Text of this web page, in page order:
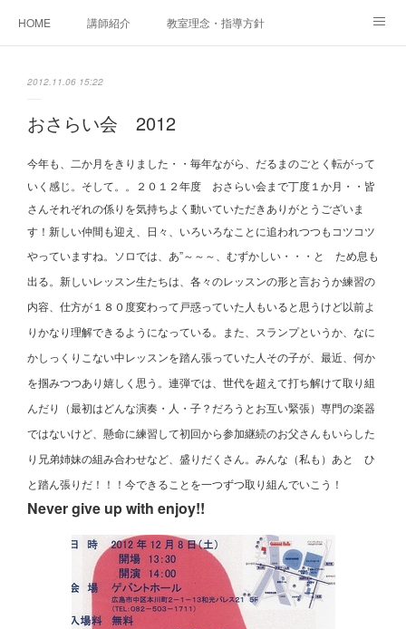
HOME 講師紹介 教室理念・指導方針
ご相談・体験レッスンお申し込み
2012.11.06 15:22
おさらい会 2012
今年も、二か月をきりました・・毎年ながら、だるまのごとく転がって
いく感じ。そして。。２０１２年度 おさらい会まで丁度１か月・・皆
さんそれぞれの係りを気持ちよく動いていただきありがとうございま
す！新しい仲間も迎え、日々、いろいろなことに追われつつもコツコツ
やっていますね。ソロでは、あ”～～～、むずかしい・・・と ため息も
出る。新しいレッスン生たちは、各々のレッスンの形と言おうか練習の
内容、仕方が１８０度変わって戸惑っていた人もいると思うけど以前よ
りかなり理解できるようになっている。また、スランプというか、なに
かしっくりこない中レッスンを踏ん張っていた人その子が、最近、何か
を掴みつつあり嬉しく思う。連弾では、世代を超えて打ち解けて取り組
んだり（最初はどんな演奏・人・子？だろうとお互い緊張）専門の楽器
ではないけど、懸命に練習して初回から参加継続のお父さんもいらした
り兄弟姉妹の組み合わせなど、盛りだくさん。みんな（私も）あと ひ
と踏ん張りだ！！！今できることを一つずつ取り組んでいこう！
Never give up with enjoy!!